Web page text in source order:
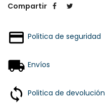
Compartir
Politica de seguridad
Envíos
Politica de devolución